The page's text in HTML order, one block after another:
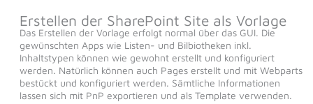
Erstellen der SharePoint Site als Vorlage
Das Erstellen der Vorlage erfolgt normal über das GUI. Die
gewünschten Apps wie Listen- und Bilbiotheken inkl.
Inhaltstypen können wie gewohnt erstellt und konfiguriert
werden. Natürlich können auch Pages erstellt und mit Webparts
bestückt und konfiguriert werden. Sämtliche Informationen
lassen sich mit PnP exportieren und als Template verwenden.